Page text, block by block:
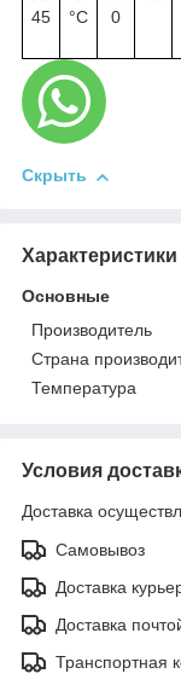
45
°C
0
Скрыть
Характеристики
Основные
Производитель
Страна
Температура
Условия
Доставка
Самовывоз
Доставка
Доставка
Транспортная